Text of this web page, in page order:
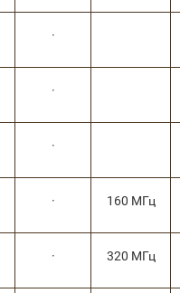
·
·
·
· 160 МГц
· 320 МГц